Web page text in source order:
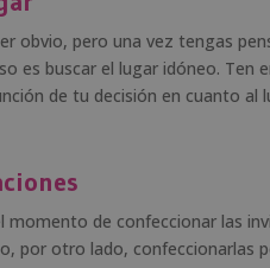
obvio, pero una vez tengas
es buscar el lugar idóneo. Ten
de tu decisión en cuanto
momento de confeccionar las
por otro lado, confeccionarlas